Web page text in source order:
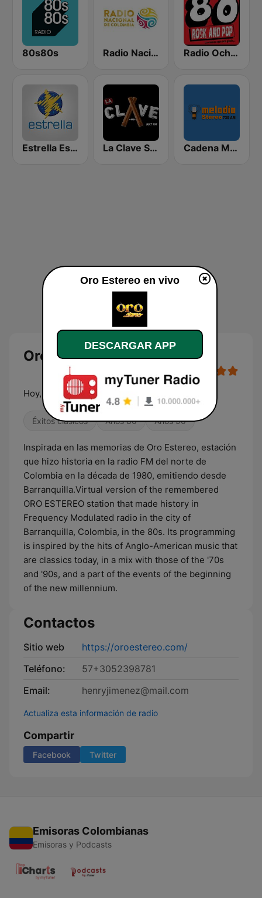
80s80s Radio Nacional de Colombia Bogotá 95.9 FM Radio Ochentas Colombia
Estrella Estéreo La Clave Salsa FM Cadena Melodia 730 AM
Oro Estereo en vivo
Hoy, como ayer...
Éxitos clásicos Años 80 Años 90
Inspirada en las memorias de Oro Estereo, estación
que hizo historia en la radio FM del norte de
Colombia en la década de 1980, emitiendo desde
Barranquilla.Virtual version of the remembered
ORO ESTEREO station that made history in
Frequency Modulated radio in the city of
Barranquilla, Colombia, in the 80s. Its programming
is inspired by the hits of Anglo-American music that
are classics today, in a mix with those of the '70s
and '90s, and a part of the events of the beginning
of the new millennium.
Contactos
Sitio web
https://oroestereo.com/
Teléfono:
57+3052398781
Email:
henryjimenez@mail.com
Actualiza esta información de radio
Compartir
Facebook Twitter
Emisoras Colombianas
Emisoras y Podcasts
Oro Estereo en vivo
DESCARGAR APP